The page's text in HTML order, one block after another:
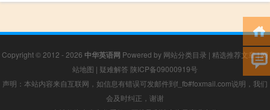
Copyright © 2012 - 2026 中华英语网 Powered by 网站分类目录 | 精选推荐文章|网
站地图 | 疑难解答 陕ICP备09000919号
声明：本站内容来自互联网，如信息有错误可发邮件到f_fb#foxmail.com说明，我们
会及时纠正，谢谢